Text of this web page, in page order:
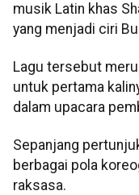
musik Latin khas
yang menjadi ciri
Lagu tersebut
untuk pertama
dalam upacara
Sepanjang
berbagai pola
raksasa.